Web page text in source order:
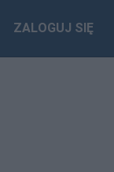
ZALOGUJ SIĘ